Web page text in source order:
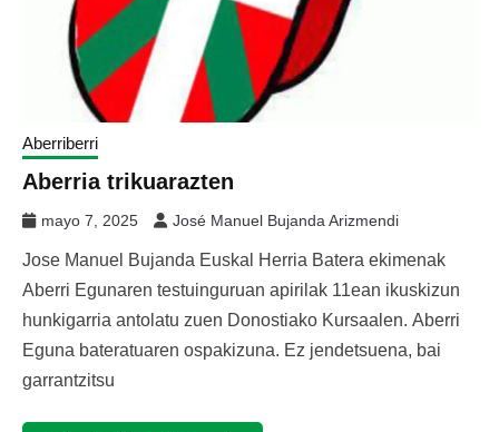
Aberriberri
Aberria trikuarazten
mayo 7, 2025 José Manuel Bujanda Arizmendi
Jose Manuel Bujanda Euskal Herria Batera ekimenak
Aberri Egunaren testuinguruan apirilak 11ean ikuskizun
hunkigarria antolatu zuen Donostiako Kursaalen. Aberri
Eguna bateratuaren ospakizuna. Ez jendetsuena, bai
garrantzitsu